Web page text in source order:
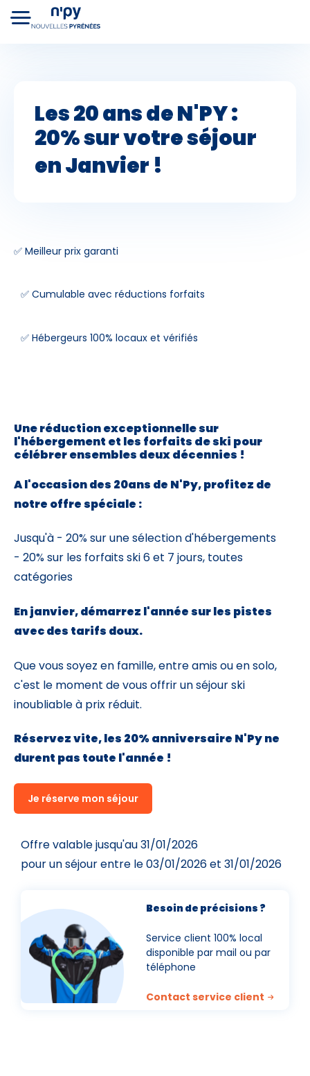
Forfaits Hébergements Cours de ski
Premier jour de ski
Skieurs
- de 17 ans -
Etudiants - +
Les 20 ans de N'PY :
20% sur votre séjour
enJanvier !
✅ Meilleur prix garanti
✅ Cumulable avec réductions forfaits
✅ Hébergeurs 100% locaux et vérifiés
Une réduction exceptionnelle sur
l'hébergement et les forfaits de ski pour
célébrer ensembles deux décennies !
A l'occasion des 20ans de N'Py, profitez de
notre offre spéciale :
Jusqu'à - 20% sur une sélection d'hébergements
- 20% sur les forfaits ski 6 et 7 jours, toutes
catégories
En janvier, démarrez l'année sur les pistes
avec des tarifs doux.
Que vous soyez en famille, entre amis ou en solo,
c'est le moment de vous offrir un séjour ski
inoubliable à prix réduit.
Réservez vite, les 20% anniversaire N'Py ne
durent pas toute l'année !
Je réserve mon séjour
Offre valable jusqu'au 31/01/2026
pour un séjour entre le 03/01/2026 et 31/01/2026
Besoin de précisions ?
Service client 100% local
disponible par mail ou par
téléphone
Contact service client